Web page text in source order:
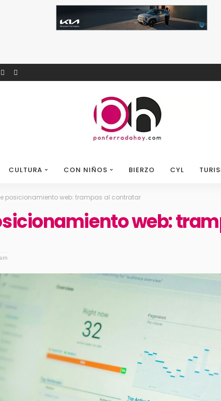
CULTURA CON NIÑOS BIERZO CYL
posicionamiento web: trampas al contratar
web: